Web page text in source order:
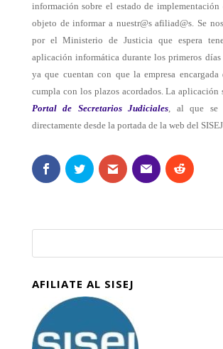
información sobre el estado de implementación
objeto de informar a nuestr@s afiliad@s. Se
por el Ministerio de Justicia que espera
aplicación informática durante los primeros
ya que cuentan con que la empresa encargada
cumpla con los plazos acordados. La aplicación
Portal de Secretarios Judiciales, al que se
directamente desde la portada de la web del
AFILIATE AL SISEJ